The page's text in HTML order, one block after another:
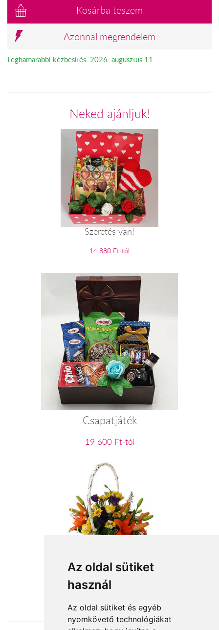
Az oldal sütiket
használ
Az oldal sütiket és egyéb
nyomkövető technológiákat
Kosárba teszem
Azonnal megrendelem
Leghamarabbi kézbesítés: 2026. augusztus 11.
Neked ajánljuk!
Szeretés van!
14 880 Ft-tól
Csapatjáték
19 600 Ft-tól
Virágvarázs virágkosár
27 160 Ft-tól